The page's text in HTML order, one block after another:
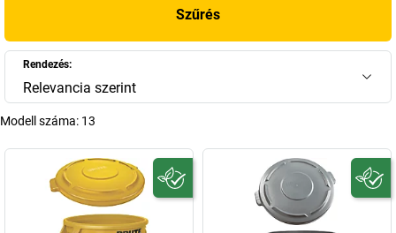
Szűrés
Rendezés:
Relevancia szerint
Modell száma: 13